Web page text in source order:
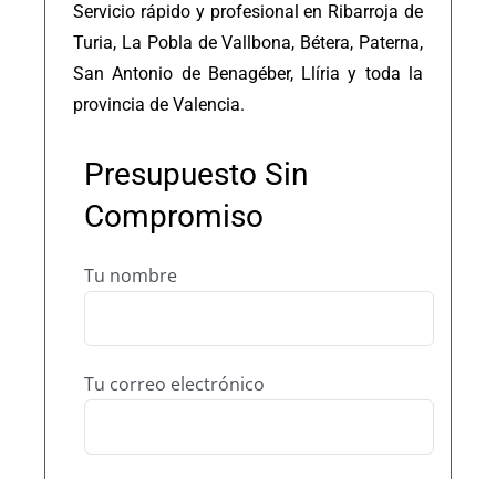
Servicio rápido y profesional en Ribarroja de
Turia, La Pobla de Vallbona, Bétera, Paterna,
San Antonio de Benagéber, Llíria y toda la
provincia de Valencia.
Presupuesto Sin
Compromiso
Tu nombre
Tu correo electrónico